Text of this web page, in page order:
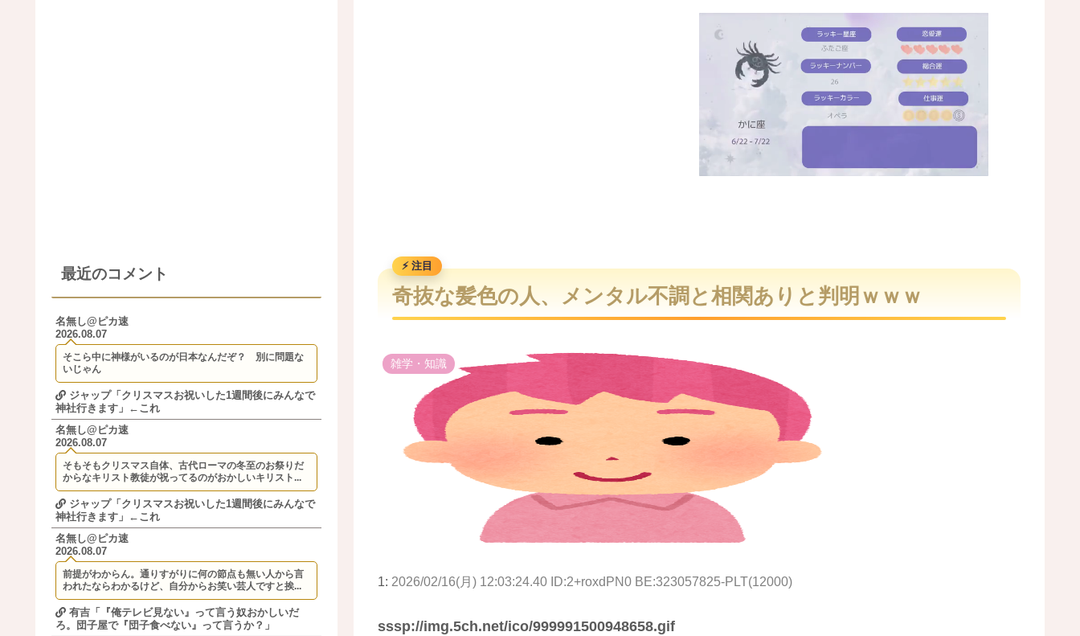
【画像】宇垣美里「学生時代は全然モテなかったです」←これほんまかぁ？w w w w w w w w
【画像】タトゥーだらけの美人海鮮料理人、現る！！←コレはセクシー過ぎてワイらにブッ刺さりまくりw w w ...
【緊急】お笑いジャングルポケット斉藤慎二被告に懲役7年の求刑←これ…
まさかコレ本気にしてる奴なん
ておらんよな？よな？w w w w
w w w w w w w
奇抜な髪色の人、メンタル不調と相関ありと判明ｗｗｗ
雑学・知識
1: 2026/02/16(月) 12:03:24.40 ID:2+roxdPN0 BE:323057825-PLT(12000)
sssp://img.5ch.net/ico/999991500948658.gif
最近のコメント
名無し@ピカ速
2026.08.07
そこら中に神様がいるのが日本なんだぞ？ 別に問題な
いじゃん
ジャップ「クリスマスお祝いした1週間後にみんなで
神社行きます」←これ
名無し@ピカ速
2026.08.07
そもそもクリスマス自体、古代ローマの冬至のお祭りだ
からなキリスト教徒が祝ってるのがおかしいキリスト...
ジャップ「クリスマスお祝いした1週間後にみんなで
神社行きます」←これ
名無し@ピカ速
2026.08.07
前提がわからん。通りすがりに何の節点も無い人から言
われたならわかるけど、自分からお笑い芸人ですと挨...
有吉「『俺テレビ見ない』って言う奴おかしいだ
ろ。団子屋で『団子食べない』って言うか？」